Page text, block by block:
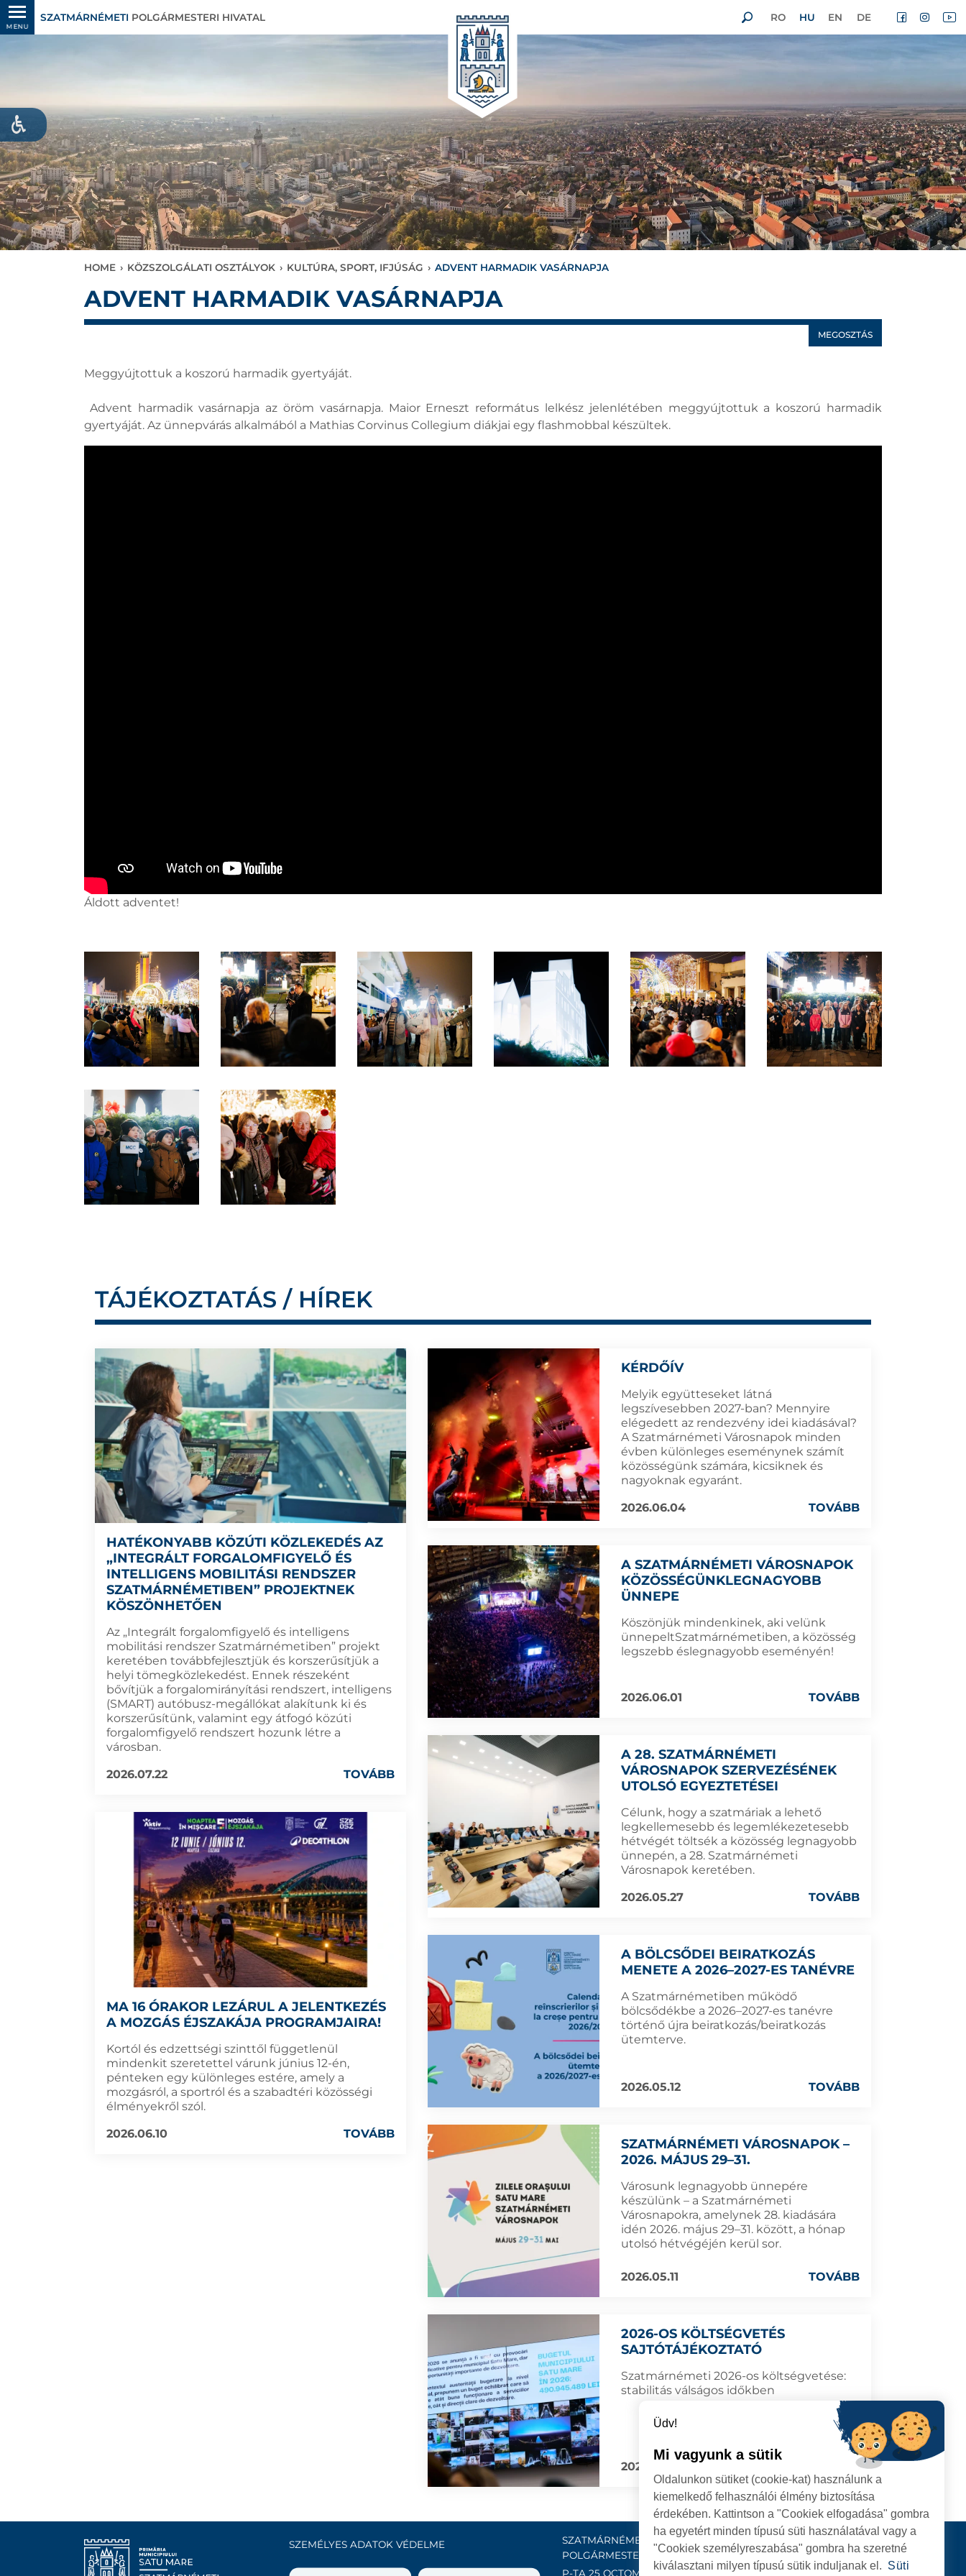
MENU
SZATMÁRNÉMETI POLGÁRMESTERI HIVATAL RO HU EN DE
HOME › KÖZSZOLGÁLATI OSZTÁLYOK › KULTÚRA, SPORT, IFJÚSÁG › ADVENT HARMADIK VASÁRNAPJA
ADVENT HARMADIK VASÁRNAPJA
MEGOSZTÁS
Meggyújtottuk a koszorú harmadik gyertyáját.
Advent harmadik vasárnapja az öröm vasárnapja. Maior Erneszt református lelkész jelenlétében meggyújtottuk a koszorú harmadik
gyertyáját. Az ünnepvárás alkalmából a Mathias Corvinus Collegium diákjai egy flashmobbal készültek.
Áldott adventet!
TÁJÉKOZTATÁS / HÍREK
HATÉKONYABB KÖZÚTI KÖZLEKEDÉS AZ
„INTEGRÁLT FORGALOMFIGYELŐ ÉS
INTELLIGENS MOBILITÁSI RENDSZER
SZATMÁRNÉMETIBEN” PROJEKTNEK
KÖSZÖNHETŐEN
Az „Integrált forgalomfigyelő és intelligens
mobilitási rendszer Szatmárnémetiben” projekt
keretében továbbfejlesztjük és korszerűsítjük a
helyi tömegközlekedést. Ennek részeként
bővítjük a forgalomirányítási rendszert, intelligens
(SMART) autóbusz-megállókat alakítunk ki és
korszerűsítünk, valamint egy átfogó közúti
forgalomfigyelő rendszert hozunk létre a
városban.
2026.07.22
TOVÁBB
MA 16 ÓRAKOR LEZÁRUL A JELENTKEZÉS
A MOZGÁS ÉJSZAKÁJA PROGRAMJAIRA!
Kortól és edzettségi szinttől függetlenül
mindenkit szeretettel várunk június 12-én,
pénteken egy különleges estére, amely a
mozgásról, a sportról és a szabadtéri közösségi
élményekről szól.
2026.06.10
TOVÁBB
KÉRDŐÍV
Melyik együtteseket látná
legszívesebben 2027-ban? Mennyire
elégedett az rendezvény idei kiadásával?
A Szatmárnémeti Városnapok minden
évben különleges eseménynek számít
közösségünk számára, kicsiknek és
nagyoknak egyaránt.
2026.06.04
TOVÁBB
A SZATMÁRNÉMETI VÁROSNAPOK
KÖZÖSSÉGÜNKLEGNAGYOBB
ÜNNEPE
Köszönjük mindenkinek, aki velünk
ünnepeltSzatmárnémetiben, a közösség
legszebb éslegnagyobb eseményén!
2026.06.01 TOVÁBB
A 28. SZATMÁRNÉMETI
VÁROSNAPOK SZERVEZÉSÉNEK
UTOLSÓ EGYEZTETÉSEI
Célunk, hogy a szatmáriak a lehető
legkellemesebb és legemlékezetesebb
hétvégét töltsék a közösség legnagyobb
ünnepén, a 28. Szatmárnémeti
Városnapok keretében.
2026.05.27
TOVÁBB
A BÖLCSŐDEI BEIRATKOZÁS
MENETE A 2026–2027-ES TANÉVRE
A Szatmárnémetiben működő
bölcsődékbe a 2026–2027-es tanévre
történő újra beiratkozás/beiratkozás
ütemterve.
2026.05.12 TOVÁBB
SZATMÁRNÉMETI VÁROSNAPOK –
2026. MÁJUS 29–31.
Városunk legnagyobb ünnepére
készülünk – a Szatmárnémeti
Városnapokra, amelynek 28. kiadására
idén 2026. május 29–31. között, a hónap
utolsó hétvégéjén kerül sor.
2026.05.11 TOVÁBB
2026-OS KÖLTSÉGVETÉS
SAJTÓTÁJÉKOZTATÓ
Szatmárnémeti 2026-os költségvetése:
stabilitás válságos időkben
2026.05.11 TOVÁBB
SZEMÉLYES ADATOK VÉDELME
SZATMÁRNÉMETI
POLGÁRMESTERI HIVATAL
P-ȚA 25 OCTOMBRIE, NR. 1 CORP M,
Kapcsolat
KÖVESSENEK
Üdv!
Mi vagyunk a sütik
Oldalunkon sütiket (cookie-kat) használunk a
kiemelkedő felhasználói élmény biztosítása
érdekében. Kattintson a "Cookiek elfogadása" gombra
ha egyetért minden típusú süti használatával vagy a
"Cookiek személyreszabása" gombra ha szeretné
kiválasztani milyen típusú sütik induljanak el. Süti